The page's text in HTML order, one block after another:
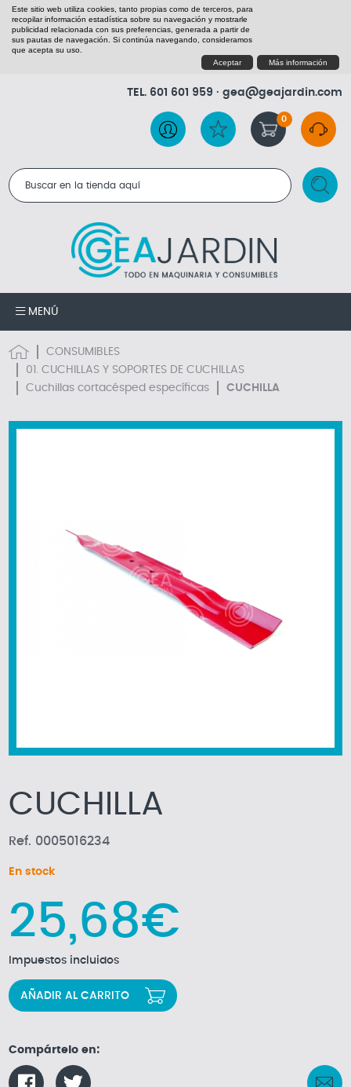
Este sitio web utiliza cookies, tanto propias como de terceros, para
recopilar información estadística sobre su navegación y mostrarle
publicidad relacionada con sus preferencias, generada a partir de
sus pautas de navegación. Si continúa navegando, consideramos
que acepta su uso.
Aceptar
Más información
TEL. 601 601 959 · gea@geajardin.com
0
RESULTADOS DE LA BÚSQUEDA
MENÚ
CONSUMIBLES
01. CUCHILLAS Y SOPORTES DE CUCHILLAS
Cuchillas cortacésped específicas
CUCHILLA
CUCHILLA
Ref. 0005016234
En stock
25,68€
Impuestos incluidos
AÑADIR AL CARRITO
Compártelo en: